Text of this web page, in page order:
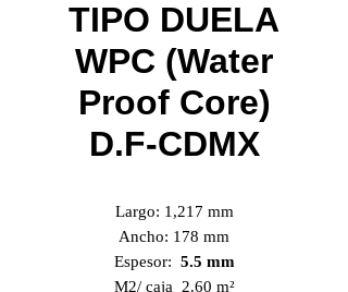
TIPO DUELA
WPC (Water
Proof Core)
D.F-CDMX
Largo: 1,217 mm
Ancho: 178 mm
Espesor: 5.5 mm
M2/ caja 2.60 m²